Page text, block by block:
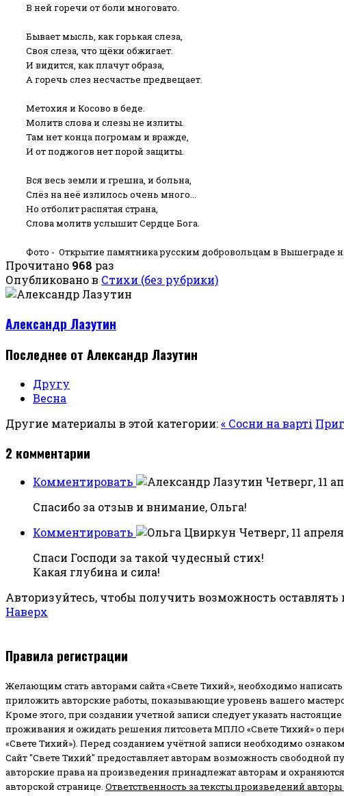
В ней горечи от боли многовато.
Бывает мысль, как горькая слеза,
Своя слеза, что щёки обжигает.
И видится, как плачут образа,
А горечь слез несчастье предвещает.
Метохия и Косово в беде.
Молитв слова и слезы не излиты.
Там нет конца погромам и вражде,
И от поджогов нет порой защиты.
Вся весь земли и грешна, и больна,
Слёз на неё излилось очень много...
Но отболит распятая страна,
Слова молитв услышит Сердце Бога.
Фото - Открытие памятника русским добровольцам в Вышеграде
Прочитано 968 раз
Опубликовано в Стихи (без рубрики)
Александр Лазутин
Последнее от Александр Лазутин
Другу
Весна
Другие материалы в этой категории:« Сосни на варті
2 комментарии
Комментировать Четверг, 11
Спасибо за отзыв и внимание, Ольга!
Комментировать
Четверг, 11
Спаси Господи за такой чудесный стих!
Какая глубина и сила!
Авторизуйтесь, чтобы получить возможность
Наверх
Правила регистрации
Желающим стать авторами сайта «Свете Тихий», необходимо
приложить авторские работы, показывающие уровень вашего
Кроме этого, при создании учетной записи следует указать
проживания и ожидать решения литсовета МПЛО «Свете Тихий» о
«Свете Тихий»). Перед созданием учётной записи необходимо
Сайт "Свете Тихий" предоставляет авторам возможность свободной
авторские права на произведения принадлежат авторам и
авторской странице. Ответственность за тексты произведений